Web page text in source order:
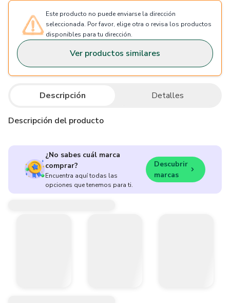
Este producto no puede enviarse la dirección
seleccionada. Por favor, elige otra o revisa los productos
disponibles para tu dirección.
Ver productos similares
Descripción Detalles
Descripción del producto
¿No sabes cuál marca
comprar?
Encuentra aquí todas las
opciones que tenemos para ti.
Descubrir
marcas